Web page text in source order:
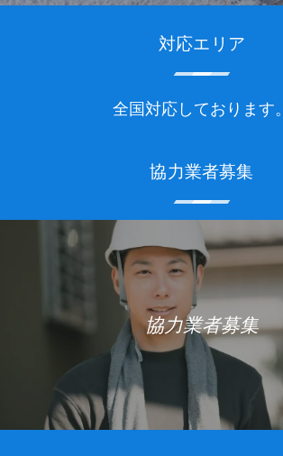
対応エリア
全国対応しております。
協力業者募集
協力業者募集